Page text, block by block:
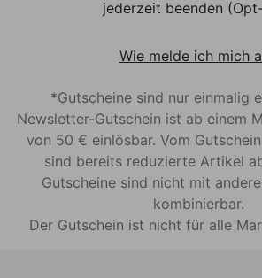
jederzeit beenden
Wie melde ich mich
*Gutscheine sind nur einmalig
Newsletter-Gutschein ist ab einem
von 50 € einlösbar. Vom
sind bereits reduzierte Artikel
Gutscheine sind nicht mit
kombinierbar.
Der Gutschein ist nicht für alle